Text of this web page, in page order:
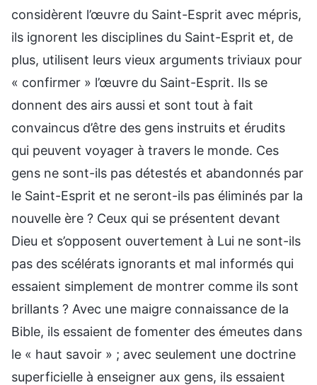
considèrent l’œuvre du Saint-Esprit avec mépris,
ils ignorent les disciplines du Saint-Esprit et, de
plus, utilisent leurs vieux arguments triviaux pour
« confirmer » l’œuvre du Saint-Esprit. Ils se
donnent des airs aussi et sont tout à fait
convaincus d’être des gens instruits et érudits
qui peuvent voyager à travers le monde. Ces
gens ne sont-ils pas détestés et abandonnés par
le Saint-Esprit et ne seront-ils pas éliminés par la
nouvelle ère ? Ceux qui se présentent devant
Dieu et s’opposent ouvertement à Lui ne sont-ils
pas des scélérats ignorants et mal informés qui
essaient simplement de montrer comme ils sont
brillants ? Avec une maigre connaissance de la
Bible, ils essaient de fomenter des émeutes dans
le « haut savoir » ; avec seulement une doctrine
superficielle à enseigner aux gens, ils essaient